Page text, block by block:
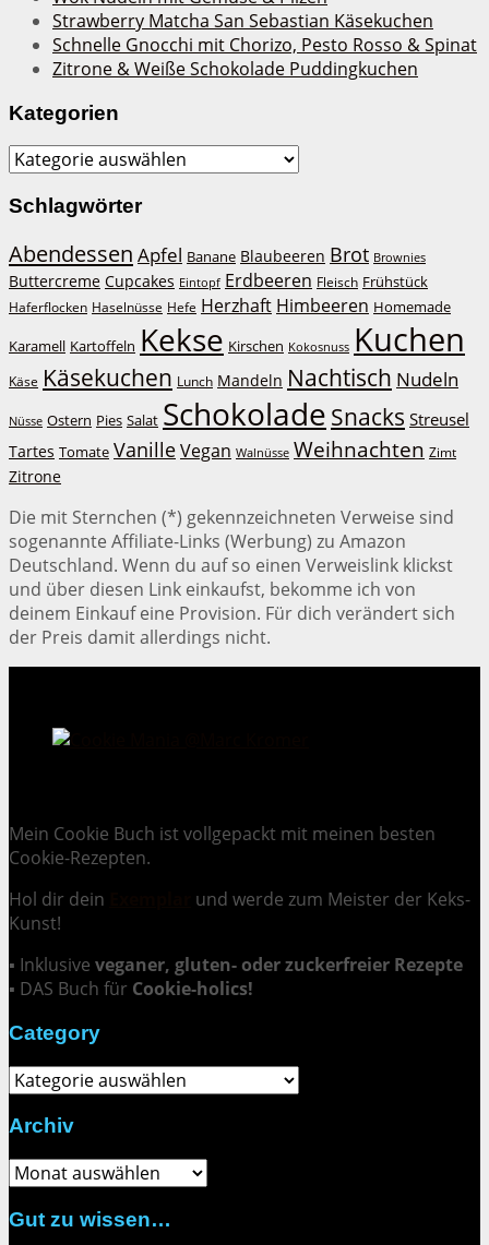
Strawberry Matcha San Sebastian Käsekuchen
Schnelle Gnocchi mit Chorizo, Pesto Rosso & Spinat
Zitrone & Weiße Schokolade Puddingkuchen
Kategorien
Kategorien
Schlagwörter
Abendessen Apfel Banane Blaubeeren Brot Brownies
Buttercreme Cupcakes Eintopf Erdbeeren Fleisch Frühstück
Haferflocken Haselnüsse Hefe Herzhaft Himbeeren Homemade
Karamell Kartoffeln Kekse Kirschen Kokosnuss Kuchen
Käse Käsekuchen Lunch Mandeln Nachtisch Nudeln
Nüsse Ostern Pies Salat Schokolade Snacks Streusel
Tartes Tomate VanilleVegan Walnüsse Weihnachten Zimt
Zitrone
Die mit Sternchen (*) gekennzeichneten Verweise sind
sogenannte Affiliate-Links (Werbung) zu Amazon
Deutschland. Wenn du auf so einen Verweislink klickst
und über diesen Link einkaufst, bekomme ich von
deinem Einkauf eine Provision. Für dich verändert sich
der Preis damit allerdings nicht.
Mein Cookie Buch ist vollgepackt mit meinen besten
Cookie-Rezepten.
Hol dir dein
und werde zum Meister der Keks-
Kunst!
▪ Inklusive veganer, gluten- oder zuckerfreier Rezepte
▪ DAS Buch für Cookie-holics!
Category
Category
Archiv
Archiv
Gut zu wissen…